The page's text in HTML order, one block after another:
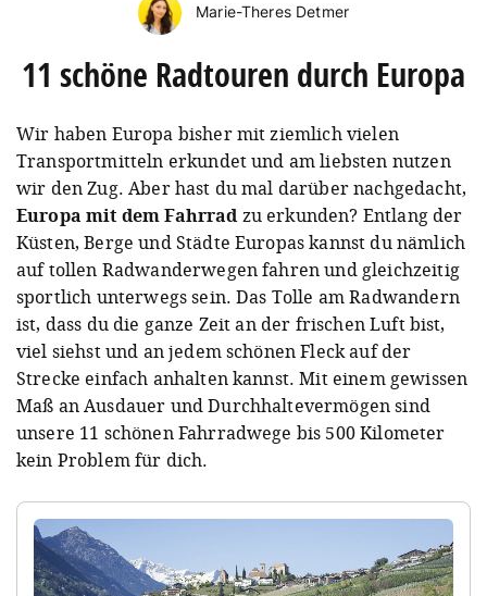
Marie-Theres Detmer
11 schöne Radtouren durch Europa
Wir haben Europa bisher mit ziemlich vielen
Transportmitteln erkundet und am liebsten nutzen
wir den Zug. Aber hast du mal darüber nachgedacht,
Europa mit dem Fahrradzu erkunden? Entlang der
Küsten, Berge und Städte Europas kannst du nämlich
auf tollen Radwanderwegen fahren und gleichzeitig
sportlich unterwegs sein. Das Tolle am Radwandern
ist, dass du die ganze Zeit an der frischen Luft bist,
viel siehst und an jedem schönen Fleck auf der
Strecke einfach anhalten kannst. Mit einem gewissen
Maß an Ausdauer und Durchhaltevermögen sind
unsere 11 schönen Fahrradwege bis 500 Kilometer
kein Problem für dich.